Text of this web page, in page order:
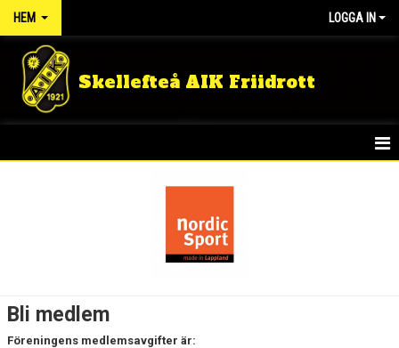
HEM LOGGA IN
Skellefteå AIK Friidrott
FÖRBUND
Bli medlem
Föreningens medlemsavgifter är: